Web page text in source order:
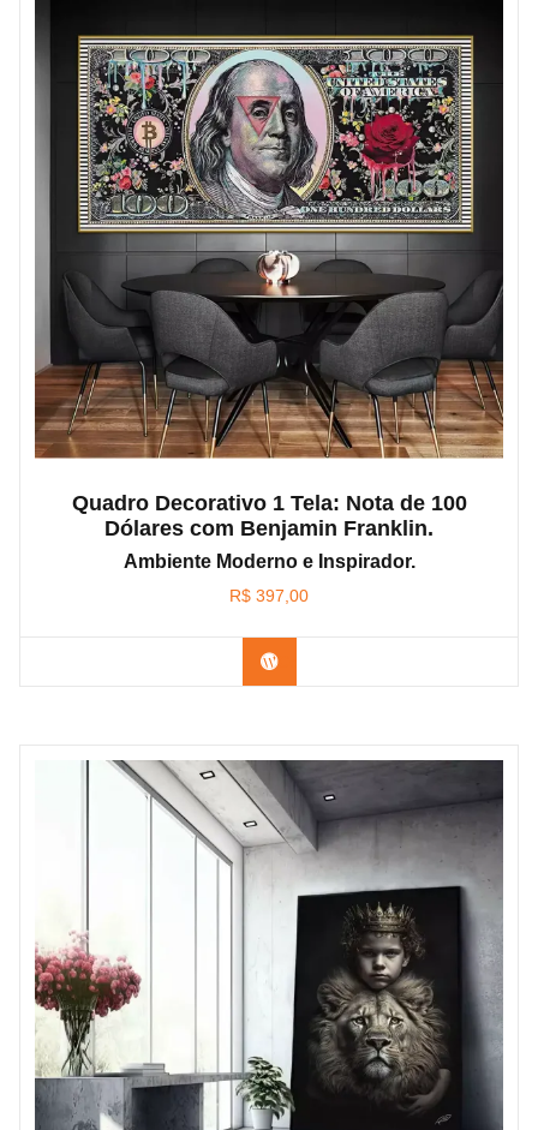
Quadro Decorativo 1 Tela: Nota de 100
Dólares com Benjamin Franklin.
Ambiente Moderno e Inspirador.
R$ 397,00
Confira os modelos